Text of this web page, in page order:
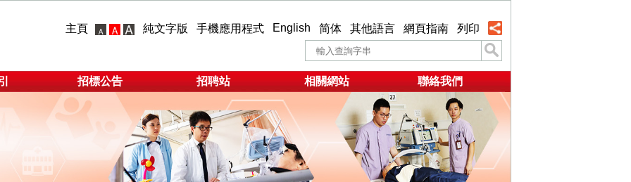
主頁 純文字版 手機應用程式 English 简体 其他語言 網頁指南 列印
招標公告 招聘站 相關網站 聯絡我們